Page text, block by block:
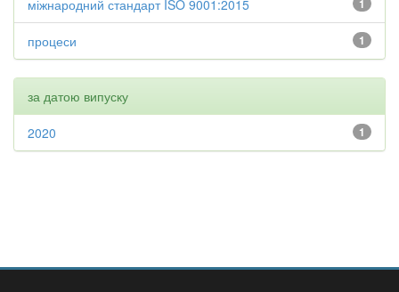
1
міжнародний стандарт ISO 9001:2015
1
процеси
за датою випуску
1
2020